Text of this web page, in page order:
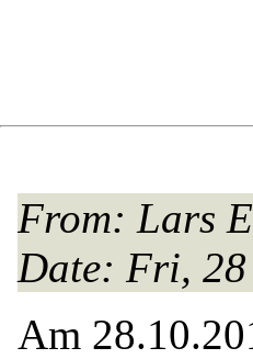
From: Lars
Date: Fri, 28
Am